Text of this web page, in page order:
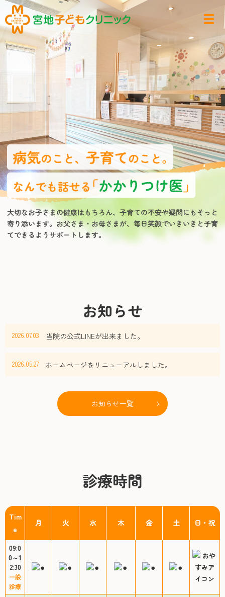
お知らせ
2026.07.03 当院の公式LINEが出来ました。
2026.05.27 ホームページをリニューアルしました。
お知らせ一覧
診療時間
Tim
e
月 火 水 木 金 土 日・祝
09:0
0～1
2:30
一般
診療